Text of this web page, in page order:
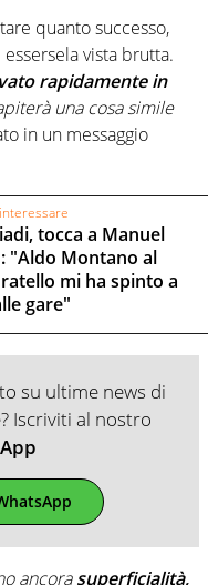
quanto successo,
vista brutta.
rapidamente in
una cosa simile
in un messaggio
tocca a Manuel
"Aldo Montano al
mi ha spinto a
gare"
su ultime news di
Iscriviti al nostro
ancorasuperficialità,